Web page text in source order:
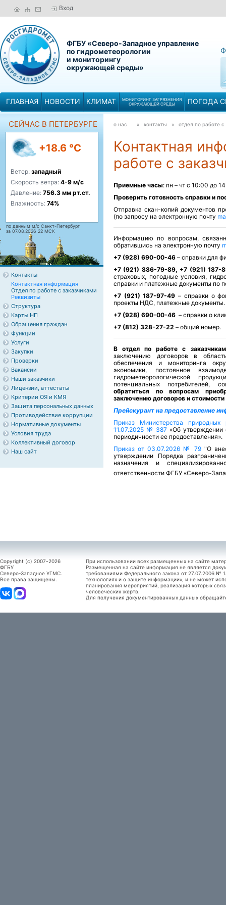
Вход
ФГБУ «Северо-Западное управление
по гидрометеорологии
и мониторингу
окружающей среды»
ГЛАВНАЯ НОВОСТИ КЛИМАТ
МОНИТОРИНГ ЗАГРЯЗНЕНИЯ
ОКРУЖАЮЩЕЙ СРЕДЫ
ПОГОДА
СЕЙЧАС В ПЕТЕРБУРГЕ
+18.6 °C
Ветер: западный
Скорость ветра: 4-9 м/с
Давление: 756.3 мм рт.ст.
Влажность: 74%
по данным м/с Санкт-Петербург
за 07.08.2026 22 МСК
Контакты
Контактная информация
Отдел по работе с заказчиками
Реквизиты
Структура
Карты НП
Обращения граждан
Функции
Услуги
Закупки
Проверки
Вакансии
Наши заказчики
Лицензии, аттестаты
Критерии ОЯ и КМЯ
Защита персональных данных
Противодействие коррупции
Нормативные документы
Условия труда
Коллективный договор
Наш сайт
о нас » контакты » отдел по работе с
Контактная
работе с
Приемные часы: пн – чт с 10:00 до
Проверить готовность справки и
Отправка скан-копий документов
(по запросу на электронную почту
Информацию по вопросам,
обратившись на электронную почту
+7 (928) 690-00-46 – справки для
+7 (921) 886-79-89, +7 (921) 187-
страховых, погодные условия,
справки и платежные документы по
+7 (921) 187-97-49 – справки о
проекты НДС, платежные документы.
+7 (928) 690-00-46 – справки о
+7 (812) 328-27-22 – общий номер.
В отдел по работе с
заключению договоров в области
обеспечения и мониторинга
экономики, постоянное
гидрометеорологической
потенциальных потребителей,
обратиться по вопросам
заключению договоров и стоимости
Прейскурант на предоставление
Приказ Министерства
11.07.2025 № 387 «Об утверждении
периодичности ее предоставления».
Приказ от 03.07.2026 № 79 "О
утверждении Порядка
назначения и
ответственности ФГБУ «Северо-
Copyright (c) 2007-2026
ФГБУ
Северо-Западное УГМС.
Все права защищены.
При использовании всех размещенных на сайте
Размещенная на сайте информация не является
требованиями Федерального закона от 27.07.2006
технологиях и о защите информации», и не может
планирования мероприятий, реализация которых
человеческих жертв.
Для получения документированных данных